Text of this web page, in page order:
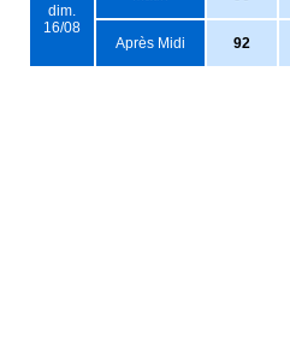
dim.
16/08
Après Midi 92